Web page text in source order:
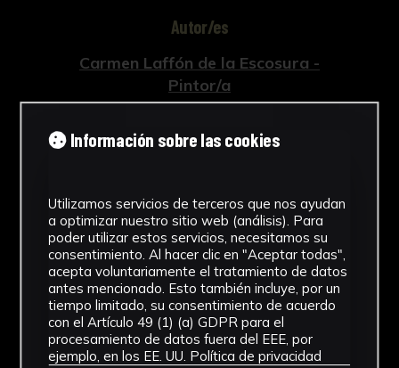
Autor/es
Carmen Laffón de la Escosura -
Pintor/a
Cronología
1983
Técnica
Impresión
Materiales
Información sobre las cookies
Utilizamos servicios de terceros que nos ayudan
a optimizar nuestro sitio web (análisis). Para
poder utilizar estos servicios, necesitamos su
consentimiento. Al hacer clic en "Aceptar todas",
acepta voluntariamente el tratamiento de datos
antes mencionado. Esto también incluye, por un
tiempo limitado, su consentimiento de acuerdo
con el Artículo 49 (1) (a) GDPR para el
procesamiento de datos fuera del EEE, por
ejemplo, en los EE. UU. Política de privacidad